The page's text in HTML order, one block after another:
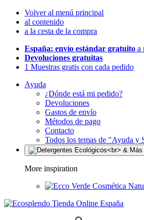
Volver al menú principal
al contenido
a la cesta de la compra
España: envío estándar gratuito a
Devoluciones gratuitas
1 Muestras gratis con cada pedido
Ayuda
¿Dónde está mi pedido?
Devoluciones
Gastos de envío
Métodos de pago
Contacto
Todos los temas de "Ayuda y
More inspiration
Cosmética